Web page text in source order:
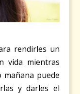
rendirles un
vida mientras
puede
y darles el